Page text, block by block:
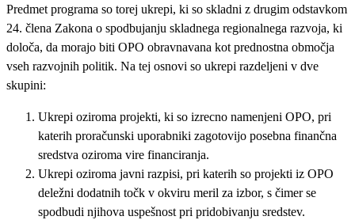
Predmet programa so torej ukrepi, ki so skladni z drugim odstavkom
24. člena Zakona o spodbujanju skladnega regionalnega razvoja, ki
določa, da morajo biti OPO obravnavana kot prednostna območja
vseh razvojnih politik. Na tej osnovi so ukrepi razdeljeni v dve
skupini:
Ukrepi oziroma projekti, ki so izrecno namenjeni OPO, pri
katerih proračunski uporabniki zagotovijo posebna finančna
sredstva oziroma vire financiranja.
Ukrepi oziroma javni razpisi, pri katerih so projekti iz OPO
deležni dodatnih točk v okviru meril za izbor, s čimer se
spodbudi njihova uspešnost pri pridobivanju sredstev.